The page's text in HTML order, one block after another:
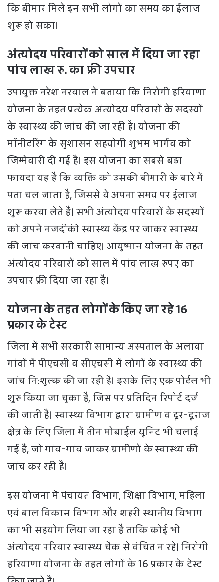
कि बीमार मिले इन सभी लोगों का समय का ईलाज
शुरू हो सका।
अंत्योदय परिवारों को साल में दिया जा रहा
पांच लाख रु. का फ्री उपचार
उपायुक्त नरेश नरवाल ने बताया कि निरोगी हरियाणा
योजना के तहत प्रत्येक अंत्योदय परिवारों के सदस्यों
के स्वास्थ्य की जांच की जा रही है। योजना की
मॉनीटरिंग के सुशासन सहयोगी शुभम भार्गव को
जिम्मेवारी दी गई है। इस योजना का सबसे बड़ा
फायदा यह है कि व्यक्ति को उसकी बीमारी के बारे में
पता चल जाता है, जिससे वे अपना समय पर ईलाज
शुरू करवा लेते हैं। सभी अंत्योदय परिवारों के सदस्यों
को अपने नजदीकी स्वास्थ्य केंद्र पर जाकर स्वास्थ्य
की जांच करवानी चाहिए। आयुष्मान योजना के तहत
अंत्योदय परिवारों को साल में पांच लाख रुपए का
उपचार फ्री दिया जा रहा है।
योजना के तहत लोगों के किए जा रहे 16
प्रकार के टेस्ट
जिला में सभी सरकारी सामान्य अस्पताल के अलावा
गांवों में पीएचसी व सीएचसी में लोगों के स्वास्थ्य की
जांच नि:शुल्क की जा रही है। इसके लिए एक पोर्टल भी
शुुरु किया जा चुका है, जिस पर प्रतिदिन रिपोर्ट दर्ज
की जाती है। स्वास्थ्य विभाग द्वारा ग्रामीण व दूर-दूराज
क्षेत्र के लिए जिला में तीन मोबाईल यूनिट भी चलाई
गई हैं, जो गांव-गांव जाकर ग्रामीणों के स्वास्थ्य की
जांच कर रही है।
इस योजना में पंचायत विभाग, शिक्षा विभाग, महिला
एवं बाल विकास विभाग और शहरी स्थानीय विभाग
का भी सहयोग लिया जा रहा है ताकि कोई भी
अंत्योदय परिवार स्वास्थ्य चैक से वंचित न रहे। निरोगी
हरियाणा योजना के तहत लोगों के 16 प्रकार के टेस्ट